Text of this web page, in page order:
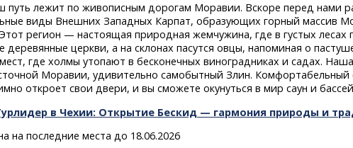
путь лежит по живописным дорогам Моравии. Вскоре перед нами
виды Внешних Западных Карпат, образующих горный массив
регион — настоящая природная жемчужина, где в густых лесах
деревянные церкви, а на склонах пасутся овцы, напоминая о
где холмы утопают в бесконечных виноградниках и садах.
Моравии, удивительно самобытный Злин. Комфортабельный
откроет свои двери, и вы сможете окунуться в мир саун и
в Чехии: Открытие Бескид — гармония природы и
на последние места до 18.06.2026